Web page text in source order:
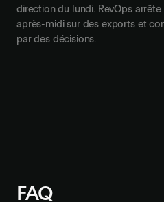
direction du lundi. RevOps
après-midi sur des exports et
par des décisions.
FAQ